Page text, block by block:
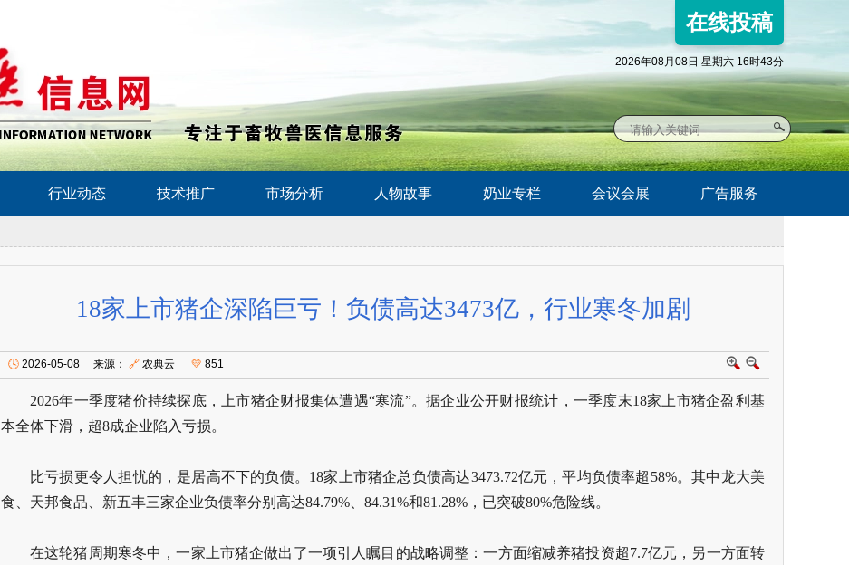
在线投稿
2026年08月08日 星期六 16时43分
行业动态 技术推广 市场分析 人物故事 奶业专栏 会议会展 广告服务
18家上市猪企深陷巨亏！负债高达3473亿，行业寒冬加剧
🕓 2026-05-08 来源： 🔗 农典云 💛 851
2026年一季度猪价持续探底，上市猪企财报集体遭遇“寒流”。据企业公开财报统计，一季度末18家上市猪企盈利基
本全体下滑，超8成企业陷入亏损。
比亏损更令人担忧的，是居高不下的负债。18家上市猪企总负债高达3473.72亿元，平均负债率超58%。其中龙大美
食、天邦食品、新五丰三家企业负债率分别高达84.79%、84.31%和81.28%，已突破80%危险线。
在这轮猪周期寒冬中，一家上市猪企做出了一项引人瞩目的战略调整：一方面缩减养猪投资超7.7亿元，另一方面转